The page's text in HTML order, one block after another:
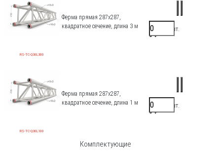
RS-TC-Q30L300
Ферма прямая 287х287,
квадратное сечение, длина 3 м
39000 ₽/шт.
0 ₽
RS-TC-Q30L100
Ферма прямая 287х287,
квадратное сечение, длина 1 м
21200 ₽/шт.
0 ₽
Комплектующие